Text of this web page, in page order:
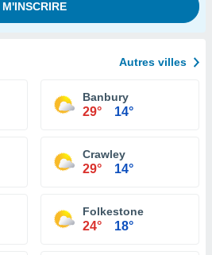
Autres villes
Banbury
29° 14°
Crawley
29° 14°
Folkestone
24° 18°